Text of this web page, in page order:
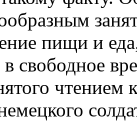
пищи и
в свободное